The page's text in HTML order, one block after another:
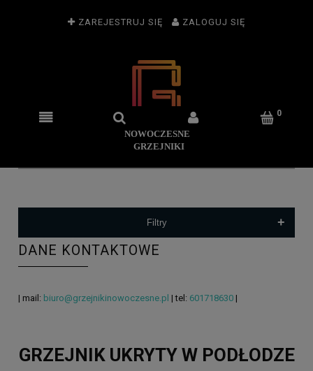
ZAREJESTRUJ SIĘ ZALOGUJ SIĘ
Filtry +
DANE KONTAKTOWE
| mail: biuro@grzejnikinowoczesne.pl | tel: 601718630 |
GRZEJNIK UKRYTY W PODŁODZE